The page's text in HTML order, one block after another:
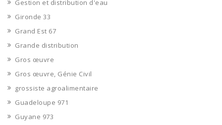
Gestion et distribution d'eau
Gironde 33
Grand Est 67
Grande distribution
Gros œuvre
Gros œuvre, Génie Civil
grossiste agroalimentaire
Guadeloupe 971
Guyane 973